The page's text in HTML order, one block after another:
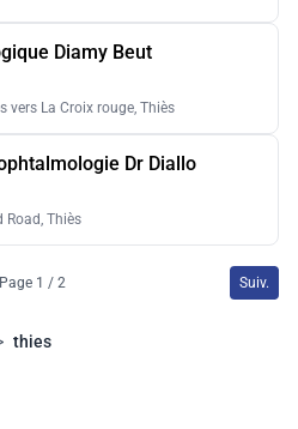
Diamy Beut
vers La Croix rouge, Thiès
Dr Diallo
Road, Thiès
Page 1 / 2 Suiv.
thies